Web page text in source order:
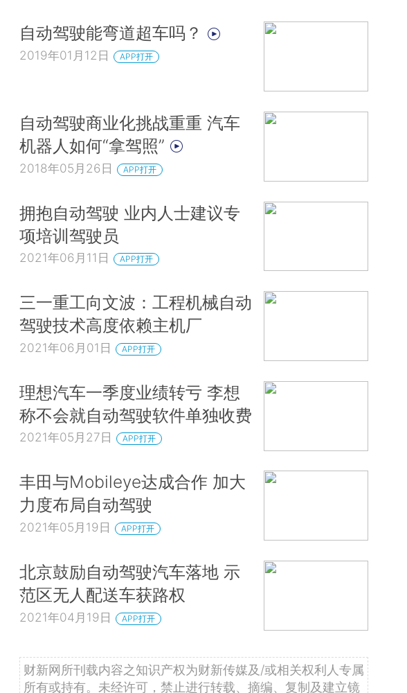
自动驾驶能弯道超车吗？
2019年01月12日 APP打开
自动驾驶商业化挑战重重 汽车
机器人如何“拿驾照”
2018年05月26日 APP打开
拥抱自动驾驶 业内人士建议专
项培训驾驶员
2021年06月11日 APP打开
三一重工向文波：工程机械自动
驾驶技术高度依赖主机厂
2021年06月01日 APP打开
理想汽车一季度业绩转亏 李想
称不会就自动驾驶软件单独收费
2021年05月27日 APP打开
丰田与Mobileye达成合作 加大
力度布局自动驾驶
2021年05月19日 APP打开
北京鼓励自动驾驶汽车落地 示
范区无人配送车获路权
2021年04月19日 APP打开
财新网所刊载内容之知识产权为财新传媒及/或相关权利人专属
所有或持有。未经许可，禁止进行转载、摘编、复制及建立镜